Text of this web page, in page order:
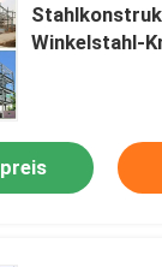
Stahlrahmen
aus Stahl
Winkelstahl-